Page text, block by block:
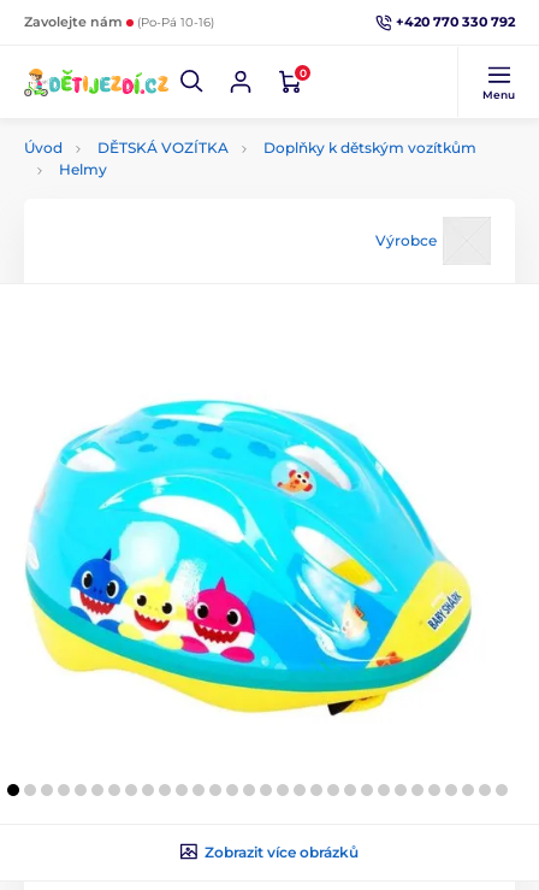
Zavolejte nám (Po-Pá 10-16) +420 770 330 792
0
Menu
Úvod DĚTSKÁ VOZÍTKA
Doplňky k dětským vozítkům
Helmy
Výrobce
Zobrazit více obrázků